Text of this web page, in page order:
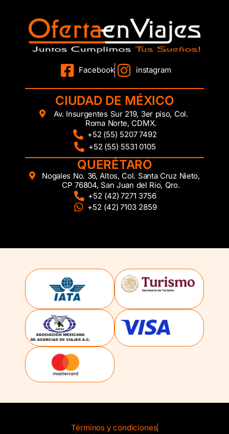
Facebook instagram
CIUDAD DE MÉXICO
Av. Insurgentes Sur 219, 3er piso, Col.
Roma Norte, CDMX.
+52 (55) 5207 7492
+52 (55) 5531 0105
QUERÉTARO
Nogales No. 36, Altos, Col. Santa Cruz Nieto,
CP 76804, San Juan del Rio, Qro.
+52 (42) 7271 3756
+52 (42) 7103 2859
Términos y condiciones